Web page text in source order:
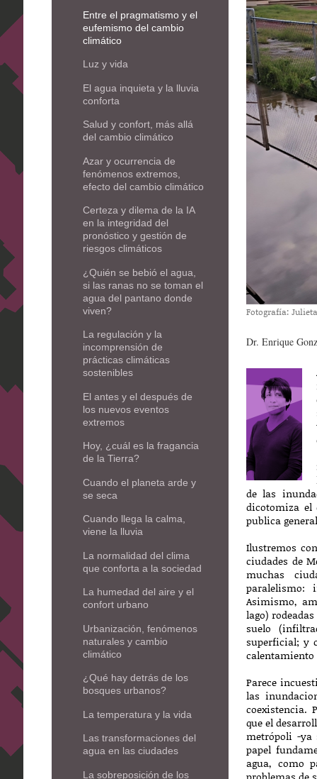
Fotografía:
Dr. Enrique
de las
dicotomiza el
publica
Ilustremos
ciudades de
muchas
paralelismo:
Asimismo,
lago)
suelo
superficial; y
Parece
las
coexistencia.
que el
metrópoli -ya
papel
agua, como
Entre el pragmatismo y el
eufemismo del cambio
climático
Luz y vida
El agua inquieta y la lluvia
conforta
Salud y confort, más allá
del cambio climático
Azar y ocurrencia de
fenómenos extremos,
efecto del cambio climático
Certeza y dilema de la IA
en la integridad del
pronóstico y gestión de
riesgos climáticos
¿Quién se bebió el agua,
si las ranas no se toman el
agua del pantano donde
viven?
La regulación y la
incomprensión de
prácticas climáticas
sostenibles
El antes y el después de
los nuevos eventos
extremos
Hoy, ¿cuál es la fragancia
de la Tierra?
Cuando el planeta arde y
se seca
Cuando llega la calma,
viene la lluvia
La normalidad del clima
que conforta a la sociedad
La humedad del aire y el
confort urbano
Urbanización, fenómenos
naturales y cambio
climático
¿Qué hay detrás de los
bosques urbanos?
La temperatura y la vida
Las transformaciones del
agua en las ciudades
La sobreposición de los